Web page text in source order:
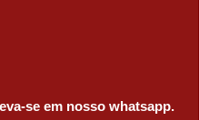
se em nosso whatsapp.